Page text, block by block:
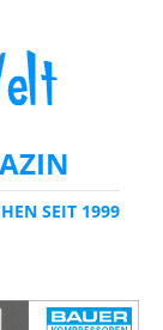
SEIT 1999